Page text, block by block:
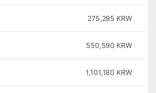
275,295 KRW
550,590 KRW
1,101,180 KRW